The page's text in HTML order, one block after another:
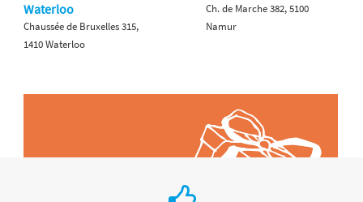
Waterloo
Chaussée de Bruxelles 315,
1410 Waterloo
Ch. de Marche 382, 5100
Namur